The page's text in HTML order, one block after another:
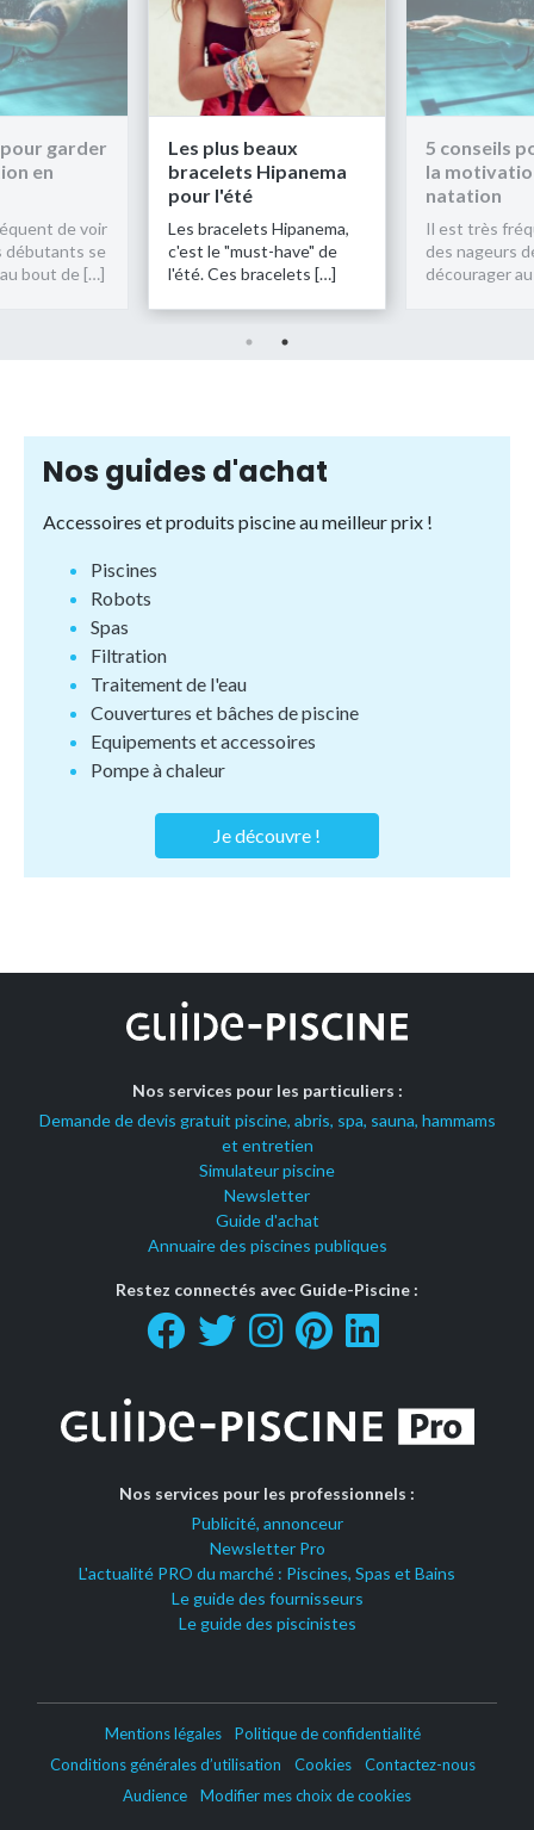
garder
en
de voir
se
bout de […]
Les plus beaux
bracelets Hipanema
pour l'été
Les bracelets Hipanema,
c'est le "must-have" de
l'été. Ces bracelets […]
5 conseils
la
natation
Il est très
des nageurs
décourager
Nos guides d'achat
Accessoires et produits piscine au meilleur prix !
Piscines
Robots
Spas
Filtration
Traitement de l'eau
Couvertures et bâches de piscine
Equipements et accessoires
Pompe à chaleur
Je découvre !
Nos services pour les particuliers :
Demande de devis gratuit piscine, abris, spa, sauna, hammams
et entretien
Simulateur piscine
Newsletter
Guide d'achat
Annuaire des piscines publiques
Restez connectés avec Guide-Piscine :
Nos services pour les professionnels :
Publicité, annonceur
Newsletter Pro
L'actualité PRO du marché : Piscines, Spas et Bains
Le guide des fournisseurs
Le guide des piscinistes
Mentions légales
Politique de confidentialité
Conditions générales d’utilisation
Cookies
Contactez-nous
Audience
Modifier mes choix de cookies